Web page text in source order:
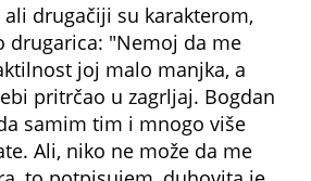
drugačiji su karakterom,
drugarica: "Nemoj da me
joj malo manjka, a
pritrčao u zagrljaj. Bogdan
samim tim i mnogo više
Ali, niko ne može da me